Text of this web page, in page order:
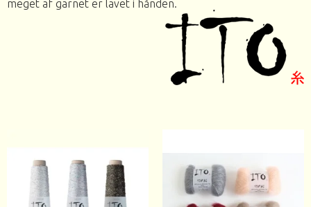
meget af garnet er lavet i hånden.